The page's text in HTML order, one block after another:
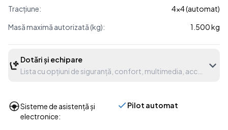
Tracțiune:
4x4 (automat)
Masă maximă autorizată (kg):
1.500 kg
Dotări și echipare
Lista cu opțiuni de siguranță, confort, multimedia, accesorii
Sisteme de asistență și
electronice:
Pilot automat